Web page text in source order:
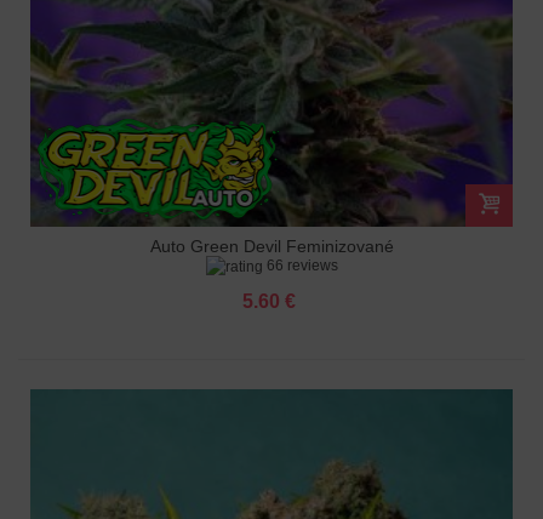
Auto Green Devil Feminizované
66 reviews
5.60 €